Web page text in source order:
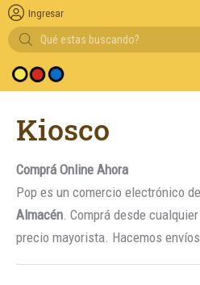
Búsqueda
de
productos
de pago
Ingresar
Kiosco
Comprá Online Ahora
Pop es un comercio electrónico
Almacén . Comprá desde
precio mayorista. Hacemos